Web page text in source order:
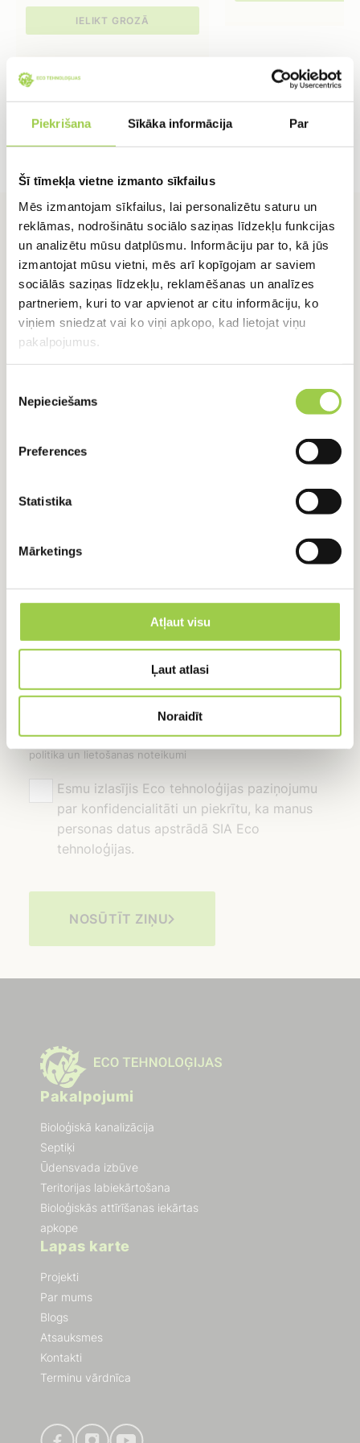
Piekrišana Sīkāka informācija Par
Šī tīmekļa vietne izmanto sīkfailus
Mēs izmantojam sīkfailus, lai personalizētu saturu un
reklāmas, nodrošinātu sociālo saziņas līdzekļu funkcijas
un analizētu mūsu datplūsmu. Informāciju par to, kā jūs
izmantojat mūsu vietni, mēs arī kopīgojam ar saviem
sociālās saziņas līdzekļu, reklamēšanas un analīzes
partneriem, kuri to var apvienot ar citu informāciju, ko
viņiem sniedzat vai ko viņi apkopo, kad lietojat viņu
pakalpojumus.
izvēle
Nepieciešams
Preferences
Statistika
Mārketings
Atļaut visu
Ļaut atlasi
Noraidīt
IELIKT GROZĀ
RADUŠIES JAUTĀJUMI?
Sazinies ar mums
+371 24918422
Vārds, Uzvārds
Ziņojums
Šo lapu aizsargā reCAPTCHA un Google konfidencialitātes
politika un lietošanas noteikumi
Esmu izlasījis Eco tehnoloģijas paziņojumu
par konfidencialitāti un piekrītu, ka manus
personas datus apstrādā SIA Eco
tehnoloģijas.
NOSŪTĪT ZIŅU
Pakalpojumi
Bioloģiskā kanalizācija
Septiķi
Ūdensvada izbūve
Teritorijas labiekārtošana
Bioloģiskās attīrīšanas iekārtas
apkope
Lapas karte
Projekti
Par mums
Blogs
Atsauksmes
Kontakti
Terminu vārdnīca